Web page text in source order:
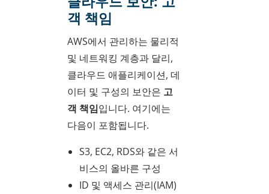
객 책임
AWS에서 관리하는 물리적
및 네트워킹 계층과 달리,
클라우드 애플리케이션, 데
이터 및 구성의 보안은 고
객 책임입니다. 여기에는
다음이 포함됩니다.
S3, EC2, RDS와 같은 서
비스의 올바른 구성
ID 및 액세스 관리(IAM)